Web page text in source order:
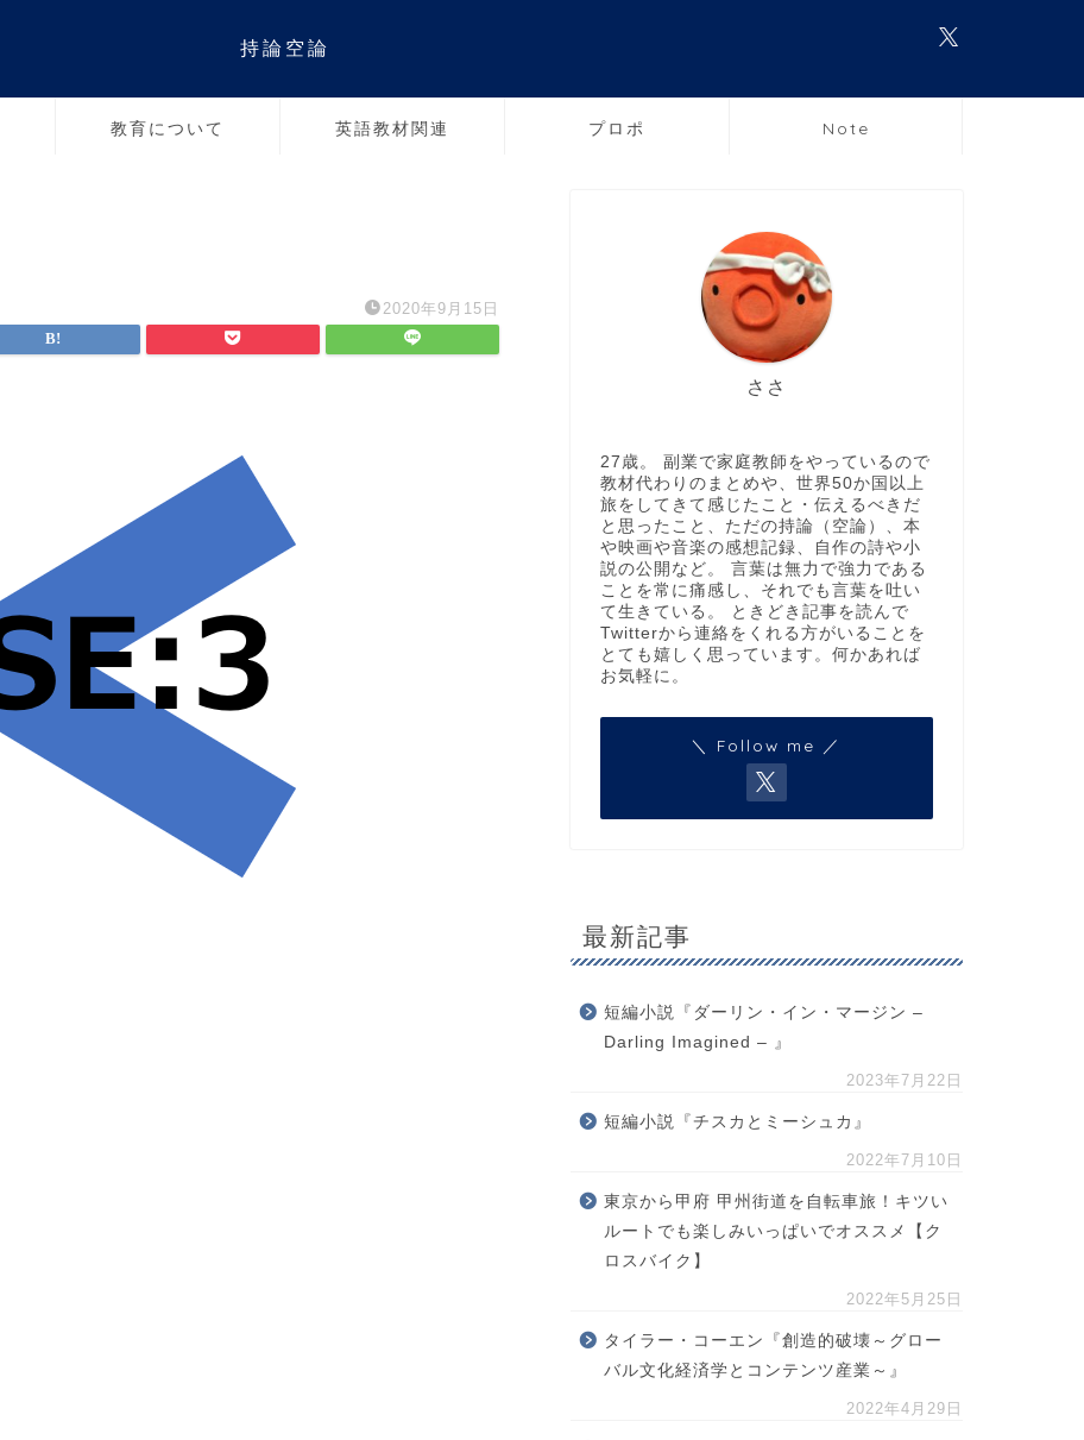
持論空論
教育について 英語教材関連 プロポ Note
2020年9月15日
ささ
27歳。 副業で家庭教師をやっているので
教材代わりのまとめや、世界50か国以上
旅をしてきて感じたこと・伝えるべきだ
と思ったこと、ただの持論（空論）、本
や映画や音楽の感想記録、自作の詩や小
説の公開など。 言葉は無力で強力である
ことを常に痛感し、それでも言葉を吐い
て生きている。 ときどき記事を読んで
Twitterから連絡をくれる方がいることを
とても嬉しく思っています。何かあれば
お気軽に。
＼ Follow me ／
最新記事
短編小説『ダーリン・イン・マージン –
Darling Imagined – 』
2023年7月22日
短編小説『チスカとミーシュカ』
2022年7月10日
東京から甲府 甲州街道を自転車旅！キツい
ルートでも楽しみいっぱいでオススメ【ク
ロスバイク】
2022年5月25日
タイラー・コーエン『創造的破壊～グロー
バル文化経済学とコンテンツ産業～』
2022年4月29日